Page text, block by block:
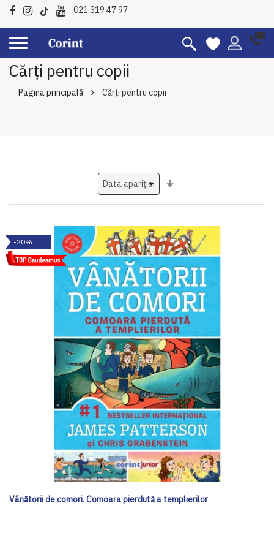
021 319 47 97
Cărți pentru copii
Pagina principală Cărți pentru copii
-20%
Vânătorii de comori. Comoara pierdută a templierilor